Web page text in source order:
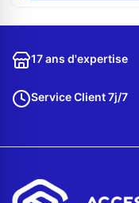
17 ans d'expertise
Service Client 7j/7